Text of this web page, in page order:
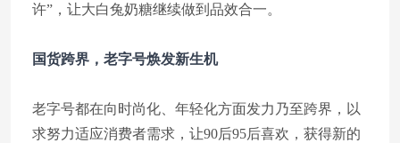
许”，让大白兔奶糖继续做到品效合一。
国货跨界，老字号焕发新生机
老字号都在向时尚化、年轻化方面发力乃至跨界，以
求努力适应消费者需求，让90后95后喜欢，获得新的